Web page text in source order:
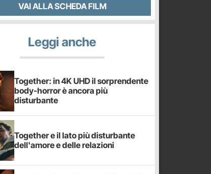
VAI ALLA SCHEDA FILM
Leggi anche
Together: in 4K UHD il sorprendente
body-horror è ancora più
disturbante
Together e il lato più disturbante
dell'amore e delle relazioni